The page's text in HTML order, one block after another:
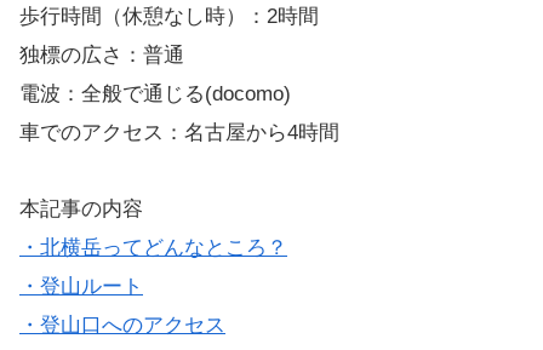
歩行時間（休憩なし時）：2時間
独標の広さ：普通
電波：全般で通じる(docomo)
車でのアクセス：名古屋から4時間
本記事の内容
・北横岳ってどんなところ？
・登山ルート
・登山口へのアクセス